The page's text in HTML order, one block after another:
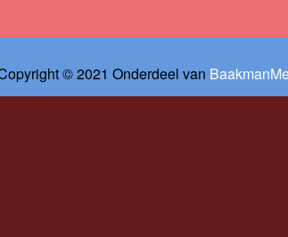
© 2021 Onderdeel van